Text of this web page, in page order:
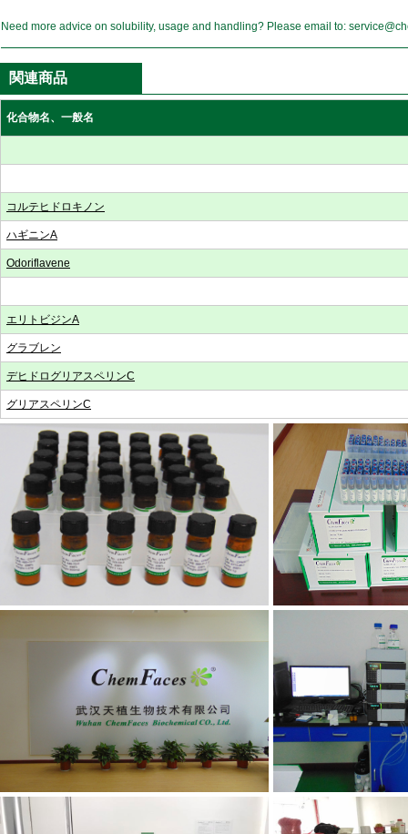
Need more advice on solubility, usage and handling? Please email to:
関連商品
化合物名、一般名
コルテヒドロキノン
ハギニンA
Odoriflavene
エリトビジンA
グラブレン
デヒドログリアスペリンC
グリアスペリンC